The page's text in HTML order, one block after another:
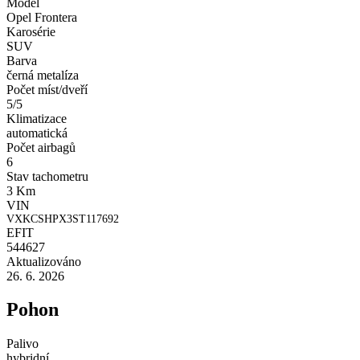
Opel Frontera
Karosérie
SUV
Barva
černá metalíza
Počet míst/dveří
5/5
Klimatizace
automatická
Počet airbagů
6
Stav tachometru
3 Km
VIN
VXKCSHPX3ST117692
EFIT
544627
Aktualizováno
26. 6. 2026
Pohon
Palivo